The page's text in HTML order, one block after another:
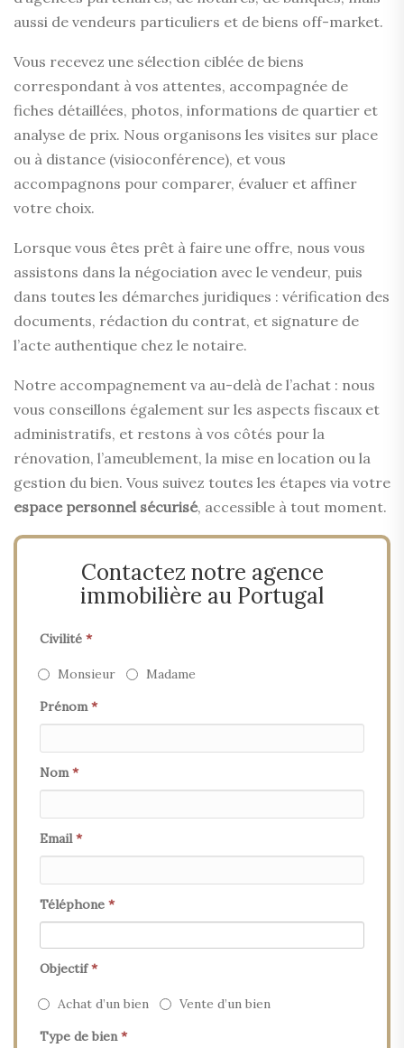
aussi de vendeurs particuliers et de biens off-market.
Vous recevez une sélection ciblée de biens
correspondant à vos attentes, accompagnée de
fiches détaillées, photos, informations de quartier et
analyse de prix. Nous organisons les visites sur place
ou à distance (visioconférence), et vous
accompagnons pour comparer, évaluer et affiner
votre choix.
Lorsque vous êtes prêt à faire une offre, nous vous
assistons dans la négociation avec le vendeur, puis
dans toutes les démarches juridiques : vérification des
documents, rédaction du contrat, et signature de
l’acte authentique chez le notaire.
Notre accompagnement va au-delà de l’achat : nous
vous conseillons également sur les aspects fiscaux et
administratifs, et restons à vos côtés pour la
rénovation, l’ameublement, la mise en location ou la
gestion du bien. Vous suivez toutes les étapes via votre
espace personnel sécurisé, accessible à tout moment.
Contactez notre agence
immobilière au Portugal
Civilité *
Monsieur
Madame
Prénom*
Nom*
Email*
Téléphone *
Objectif*
Achat d’un bien
Vente d’un bien
Type de bien*